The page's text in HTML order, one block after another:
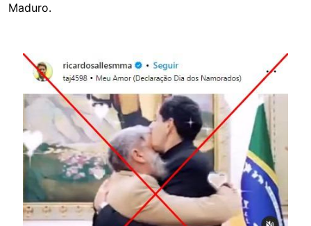
Maduro.
Image